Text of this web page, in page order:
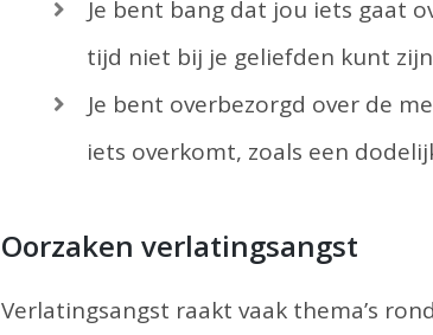
Je bent bang dat jou iets gaat
tijd niet bij je geliefden kunt
Je bent overbezorgd over de
iets overkomt, zoals een
Oorzaken verlatingsangst
Verlatingsangst raakt vaak thema’s